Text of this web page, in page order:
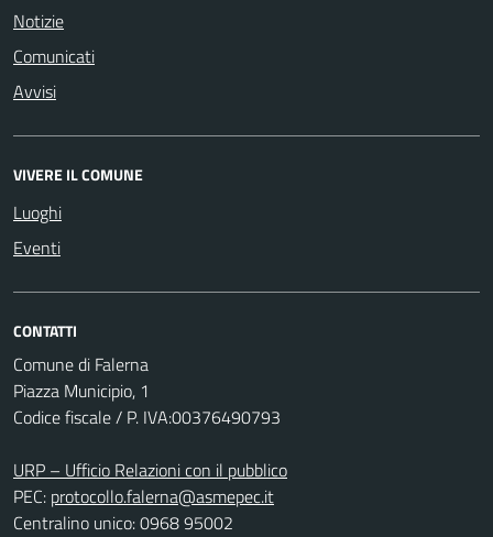
Notizie
Comunicati
Avvisi
VIVERE IL COMUNE
Luoghi
Eventi
CONTATTI
Comune di Falerna
Piazza Municipio, 1
Codice fiscale / P. IVA:00376490793
URP – Ufficio Relazioni con il pubblico
PEC: protocollo.falerna@asmepec.it
Centralino unico: 0968 95002